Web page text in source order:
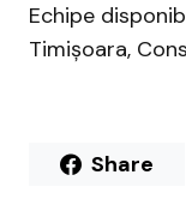
Echipe
Timișoara,
Share